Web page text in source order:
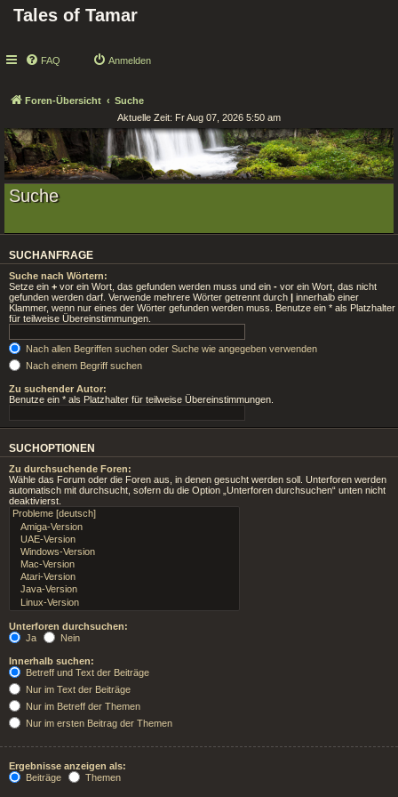
Tales of Tamar
FAQ Anmelden
Foren-Übersicht
Suche
Aktuelle Zeit: Fr Aug 07, 2026 5:50 am
Suche
SUCHANFRAGE
Suche nach Wörtern:
Setze ein + vor ein Wort, das gefunden werden muss und ein - vor ein Wort, das nicht
gefunden werden darf. Verwende mehrere Wörter getrennt durch | innerhalb einer
Klammer, wenn nur eines der Wörter gefunden werden muss. Benutze ein * als Platzhalter
für teilweise Übereinstimmungen.
Nach allen Begriffen suchen oder Suche wie angegeben verwenden
Nach einem Begriff suchen
Zu suchender Autor:
Benutze ein * als Platzhalter für teilweise Übereinstimmungen.
SUCHOPTIONEN
Zu durchsuchende Foren:
Wähle das Forum oder die Foren aus, in denen gesucht werden soll. Unterforen werden
automatisch mit durchsucht, sofern du die Option „Unterforen durchsuchen“ unten nicht
deaktivierst.
Unterforen durchsuchen:
Ja
Nein
Innerhalb suchen:
Betreff und Text der Beiträge
Nur im Text der Beiträge
Nur im Betreff der Themen
Nur im ersten Beitrag der Themen
Ergebnisse anzeigen als:
Beiträge
Themen